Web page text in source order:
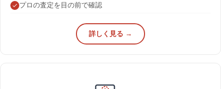
プロの査定を目の前で確認
詳しく見る →